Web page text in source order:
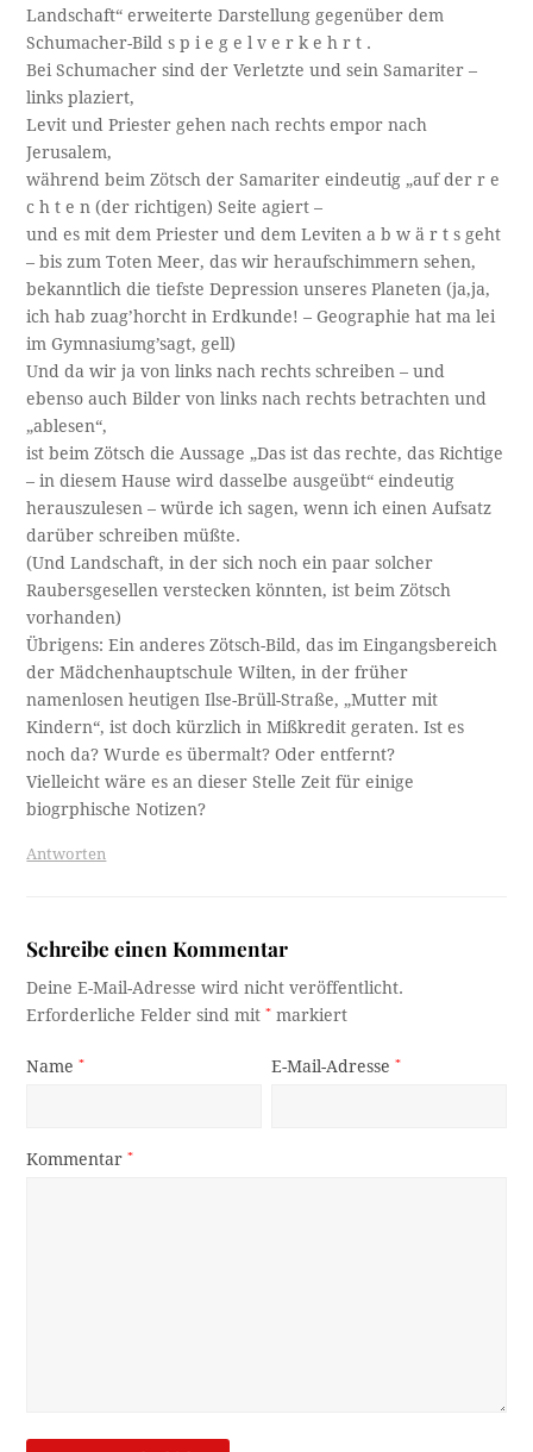
Landschaft“ erweiterte Darstellung gegenüber dem
Schumacher-Bild s p i e g e l v e r k e h r t .
Bei Schumacher sind der Verletzte und sein Samariter –
links plaziert,
Levit und Priester gehen nach rechts empor nach
Jerusalem,
während beim Zötsch der Samariter eindeutig „auf der r e
c h t e n (der richtigen) Seite agiert –
und es mit dem Priester und dem Leviten a b w ä r t s geht
– bis zum Toten Meer, das wir heraufschimmern sehen,
bekanntlich die tiefste Depression unseres Planeten (ja,ja,
ich hab zuag’horcht in Erdkunde! – Geographie hat ma lei
im Gymnasiumg’sagt, gell)
Und da wir ja von links nach rechts schreiben – und
ebenso auch Bilder von links nach rechts betrachten und
„ablesen“,
ist beim Zötsch die Aussage „Das ist das rechte, das Richtige
– in diesem Hause wird dasselbe ausgeübt“ eindeutig
herauszulesen – würde ich sagen, wenn ich einen Aufsatz
darüber schreiben müßte.
(Und Landschaft, in der sich noch ein paar solcher
Raubersgesellen verstecken könnten, ist beim Zötsch
vorhanden)
Übrigens: Ein anderes Zötsch-Bild, das im Eingangsbereich
der Mädchenhauptschule Wilten, in der früher
namenlosen heutigen Ilse-Brüll-Straße, „Mutter mit
Kindern“, ist doch kürzlich in Mißkredit geraten. Ist es
noch da? Wurde es übermalt? Oder entfernt?
Vielleicht wäre es an dieser Stelle Zeit für einige
biogrphische Notizen?
Antworten
Schreibe einen Kommentar
Deine E-Mail-Adresse wird nicht veröffentlicht.
Erforderliche Felder sind mit* markiert
Name* E-Mail-Adresse*
Kommentar*